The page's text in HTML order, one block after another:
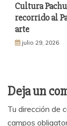
Cultura
recorrido al
arte
julio 29, 2026
Deja un
Tu dirección de
campos